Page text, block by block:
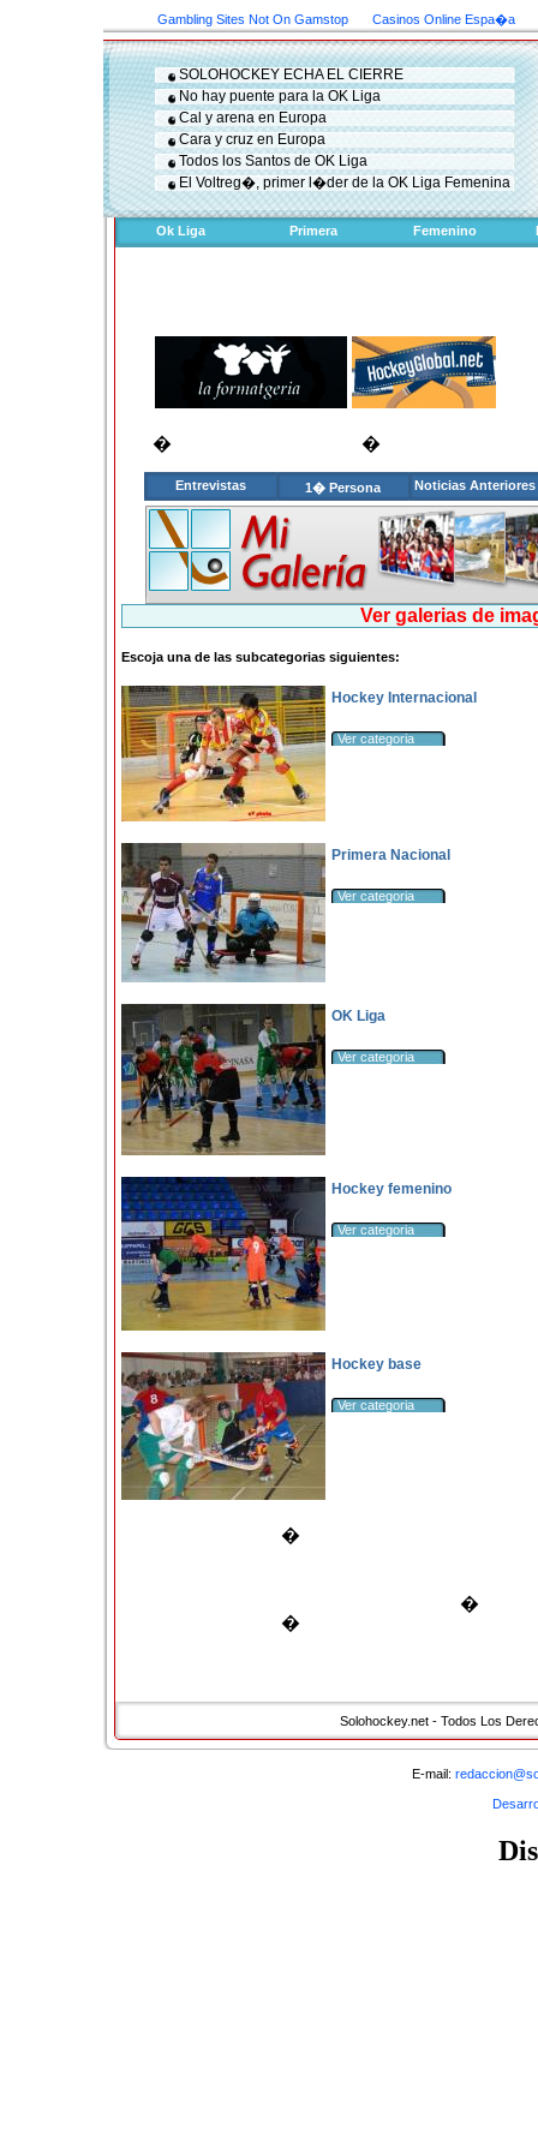
Gambling Sites Not On Gamstop Casinos Online Espa�a
SOLOHOCKEY ECHA EL CIERRE
No hay puente para la OK Liga
Cal y arena en Europa
Cara y cruz en Europa
Todos los Santos de OK Liga
El Voltreg�, primer l�der de la OK Liga Femenina
Ok Liga Primera Femenino
� �
Entrevistas 1� Persona Noticias Anteriores
Ver galerias de
Escoja una de las subcategorias siguientes:
Hockey Internacional
Ver categoria
Primera Nacional
Ver categoria
OK Liga
Ver categoria
Hockey femenino
Ver categoria
Hockey base
Ver categoria
�
�
�
Solohockey.net - Todos Los
E-mail: